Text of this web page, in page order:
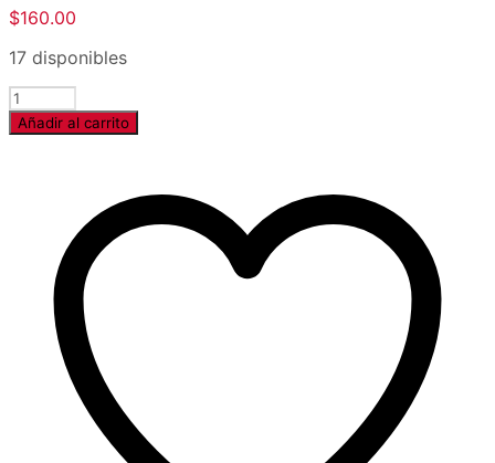
$160.00
17 disponibles
Cantidad
Añadir al carrito